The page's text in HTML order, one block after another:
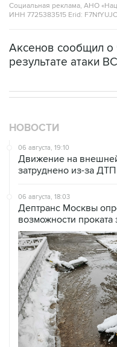
Социальная реклама, АНО
ИНН 7725383515 Erid:
Аксенов сообщил о
результате атаки
НОВОСТИ
06 августа, 19:10
Движение на
затруднено из-за ДТП
06 августа, 18:03
Дептранс Москвы
возможности проката